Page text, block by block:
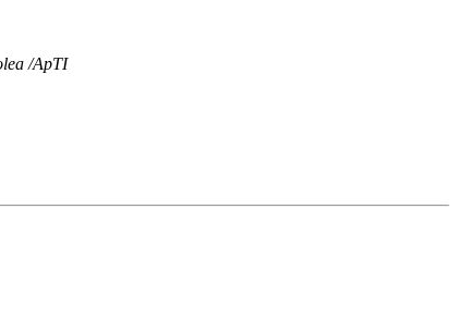
/ApTI